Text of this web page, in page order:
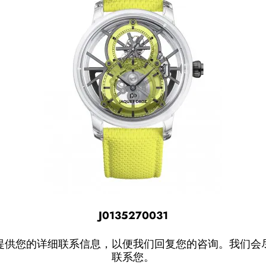
J0135270031
供您的详细联系信息，以便我们回复您的咨询。我们会
联系您。